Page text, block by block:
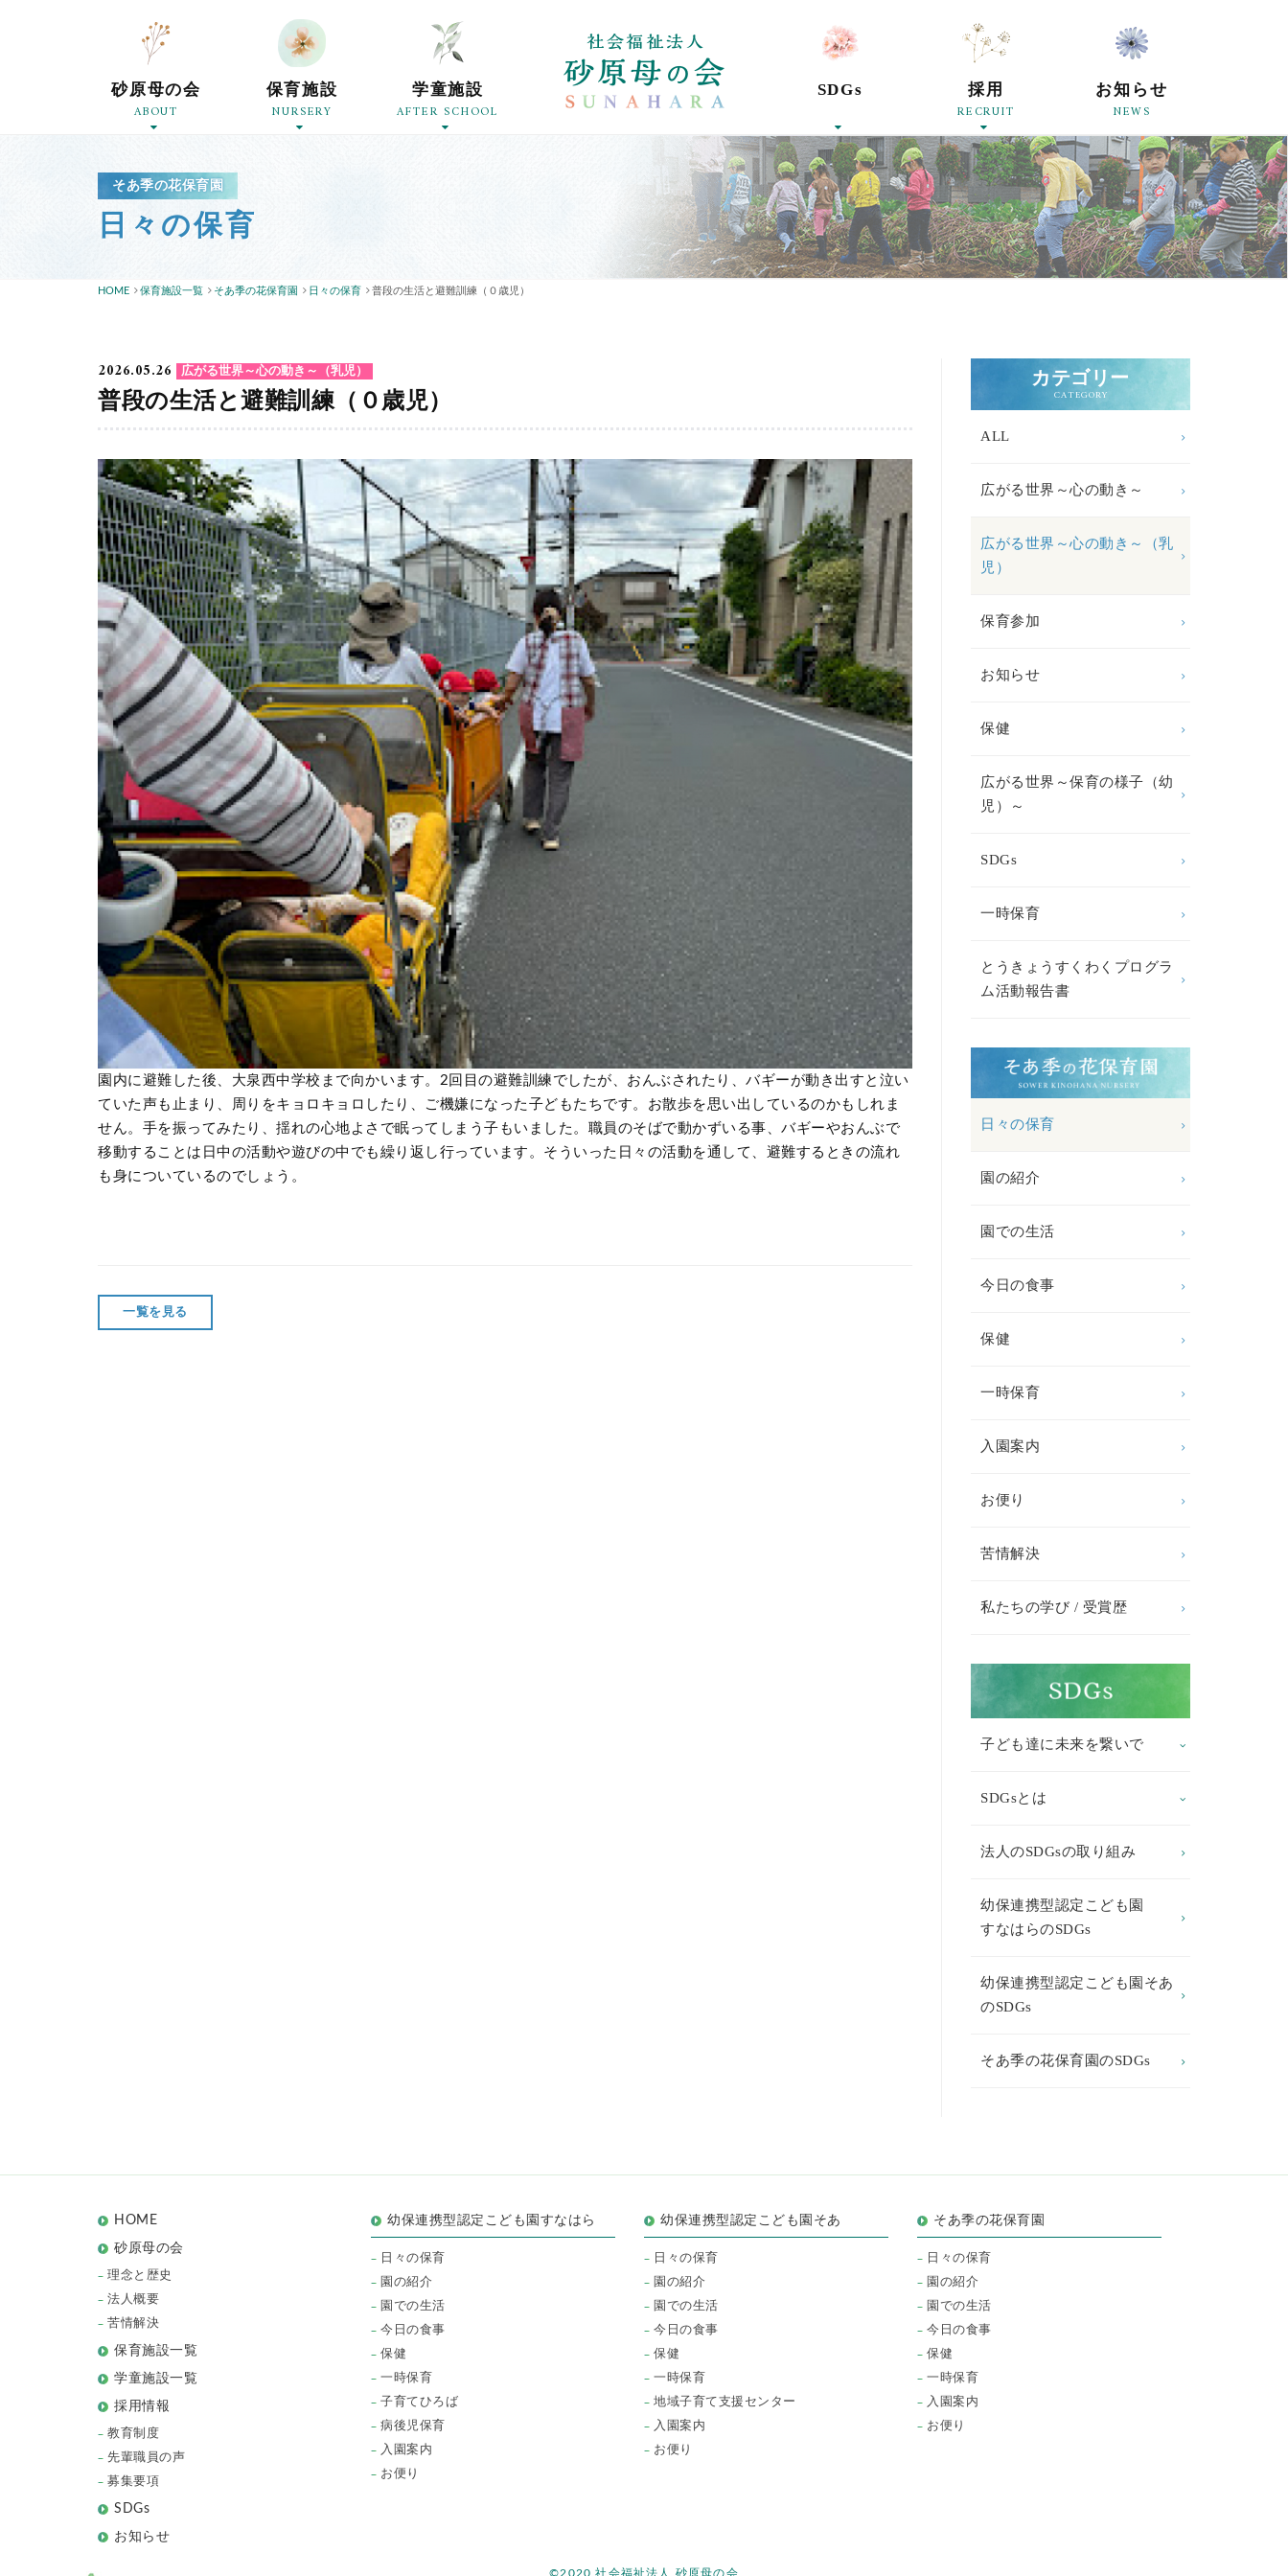
社会福祉法人砂原母の会
砂原母の会
ABOUT
保育施設
NURSERY
学童施設
AFTER SCHOOL
SDGs 採用
RECRUIT
お知らせ
NEWS
そあ季の花保育園
日々の保育
HOME 保育施設一覧 そあ季の花保育園 日々の保育 普段の生活と避難訓練（０歳児）
カテゴリー
CATEGORY
ALL
広がる世界～心の動き～
広がる世界～心の動き～（乳
児）
保育参加
お知らせ
保健
広がる世界～保育の様子（幼
児）～
SDGs
一時保育
とうきょうすくわくプログラ
ム活動報告書
日々の保育
園の紹介
園での生活
今日の食事
保健
一時保育
入園案内
お便り
苦情解決
私たちの学び / 受賞歴
子ども達に未来を繋いで
SDGsとは
法人のSDGsの取り組み
幼保連携型認定こども園
すなはらのSDGs
幼保連携型認定こども園そあ
のSDGs
そあ季の花保育園のSDGs
2026.05.26 広がる世界～心の動き～（乳児）
普段の生活と避難訓練（０歳児）
園内に避難した後、大泉西中学校まで向かいます。2回目の避難訓練でしたが、おんぶされたり、バギーが動き出すと泣い
ていた声も止まり、周りをキョロキョロしたり、ご機嫌になった子どもたちです。お散歩を思い出しているのかもしれま
せん。手を振ってみたり、揺れの心地よさで眠ってしまう子もいました。職員のそばで動かずいる事、バギーやおんぶで
移動することは日中の活動や遊びの中でも繰り返し行っています。そういった日々の活動を通して、避難するときの流れ
も身についているのでしょう。
一覧を見る
HOME
砂原母の会
理念と歴史
法人概要
苦情解決
保育施設一覧
学童施設一覧
採用情報
教育制度
先輩職員の声
募集要項
SDGs
お知らせ
幼保連携型認定こども園すなはら
日々の保育
園の紹介
園での生活
今日の食事
保健
一時保育
子育てひろば
病後児保育
入園案内
お便り
幼保連携型認定こども園そあ
日々の保育
園の紹介
園での生活
今日の食事
保健
一時保育
地域子育て支援センター
入園案内
お便り
そあ季の花保育園
日々の保育
園の紹介
園での生活
今日の食事
保健
一時保育
入園案内
お便り
©2020 社会福祉法人 砂原母の会